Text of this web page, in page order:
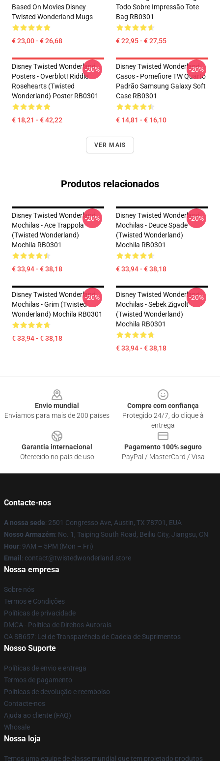
Based On Movies Disney
Twisted Wonderland Mugs
€ 23,00 - € 26,68
Todo Sobre Impressão Tote
Bag RB0301
€ 22,95 - € 27,55
Disney Twisted Wonderland
Posters - Overblot! Riddle
Rosehearts (Twisted
Wonderland) Poster RB0301
€ 18,21 - € 42,22
-20%
Disney Twisted Wonderland
Casos - Pomefiore TW Quarto
Padrão Samsung Galaxy Soft
Case RB0301
€ 14,81 - € 16,10
-20%
VER MAIS
Produtos relacionados
Disney Twisted Wonderland
Mochilas - Ace Trappola
(Twisted Wonderland)
Mochila RB0301
€ 33,94 - € 38,18
-20%
Disney Twisted Wonderland
Mochilas - Deuce Spade
(Twisted Wonderland)
Mochila RB0301
€ 33,94 - € 38,18
-20%
Disney Twisted Wonderland
Mochilas - Grim (Twisted
Wonderland) Mochila RB0301
€ 33,94 - € 38,18
-20%
Disney Twisted Wonderland
Mochilas - Sebek Zigvolt
(Twisted Wonderland)
Mochila RB0301
€ 33,94 - € 38,18
-20%
Envio mundial
Enviamos para mais de 200 países
Compre com confiança
Protegido 24/7, do clique à
entrega
Garantia internacional
Oferecido no país de uso
Pagamento 100% seguro
PayPal / MasterCard / Visa
Contacte-nos
A nossa sede: 2501 Congresso Ave, Austin, TX 78701, EUA
Nosso Armazém: No. 1, Taiping South Road, Beiliu City, Jiangsu, CN
Hour: 9AM – 5PM (Mon – Fri)
Email : contact@twistedwonderland.store
Nossa empresa
Sobre nós
Termos e Condições
Políticas de privacidade
DMCA - Política de Direitos Autorais
CA SB657: Lei de Transparência de Cadeia de Suprimentos
Nosso Suporte
Políticas de envio e entrega
Termos de pagamento
Políticas de devolução e reembolso
Contacte-nos
Ajuda ao cliente (FAQ)
Whosale
Nossa loja
Temos uma equipe de classe mundial que tem projetado produtos